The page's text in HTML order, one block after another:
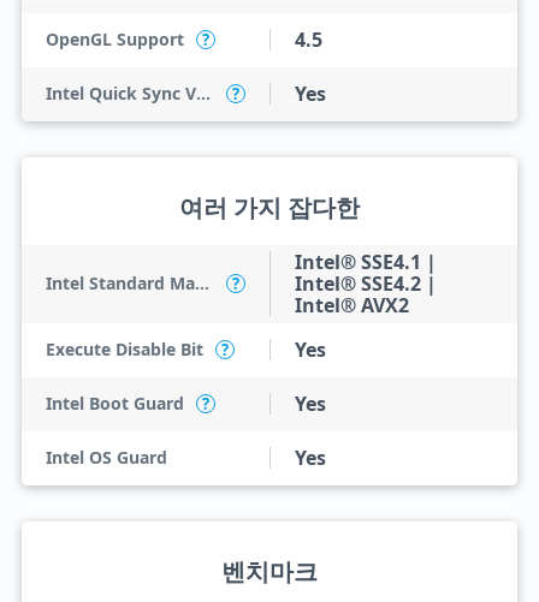
OpenGL Support ? 4.5
Intel Quick Sync Video ? Yes
여러 가지 잡다한
Intel Standard Manageability (ISM) ?
Intel® SSE4.1 |
Intel® SSE4.2 |
Intel® AVX2
Execute Disable Bit ? Yes
Intel Boot Guard ? Yes
Intel OS Guard Yes
벤치마크